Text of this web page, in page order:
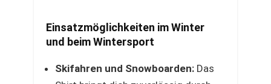
Einsatzmöglichkeiten im Winter
und beim Wintersport
Skifahren und Snowboarden: Das